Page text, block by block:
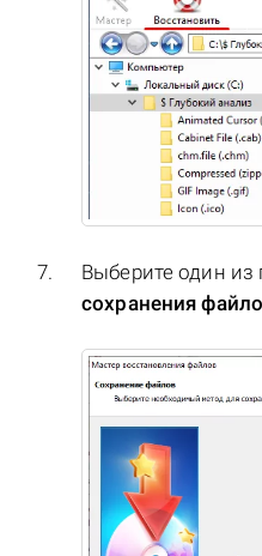
Выберите один
сохранения